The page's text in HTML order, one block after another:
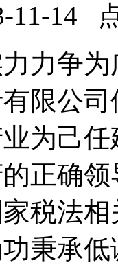
11-14
争为
限公
为己
正确
税法
秉承